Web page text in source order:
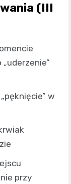
(III
w
przy